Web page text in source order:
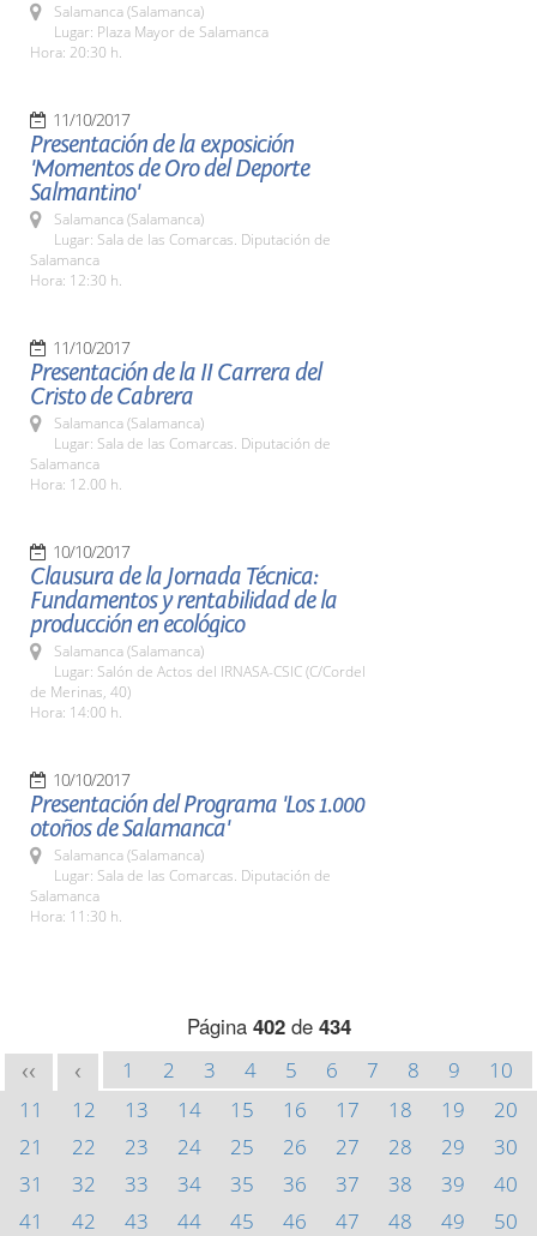
Salamanca (Salamanca)
Lugar: Plaza Mayor de Salamanca
Hora: 20:30 h.
11/10/2017
Presentación de la exposición
'Momentos de Oro del Deporte
Salmantino'
Salamanca (Salamanca)
Lugar: Sala de las Comarcas. Diputación de
Salamanca
Hora: 12:30 h.
11/10/2017
Presentación de la II Carrera del
Cristo de Cabrera
Salamanca (Salamanca)
Lugar: Sala de las Comarcas. Diputación de
Salamanca
Hora: 12.00 h.
10/10/2017
Clausura de la Jornada Técnica:
Fundamentos y rentabilidad de la
producción en ecológico
Salamanca (Salamanca)
Lugar: Salón de Actos del IRNASA-CSIC (C/Cordel
de Merinas, 40)
Hora: 14:00 h.
10/10/2017
Presentación del Programa 'Los 1.000
otoños de Salamanca'
Salamanca (Salamanca)
Lugar: Sala de las Comarcas. Diputación de
Salamanca
Hora: 11:30 h.
Página 402de 434
<< < 1 2 3 4 5 6 7 8 9
10
11
12 13 14 15 16 17 18 19
20
21
22 23 24 25 26 27 28 29
30
31
32 33 34 35 36 37 38 39
40
41
42 43 44 45 46 47 48 49
50